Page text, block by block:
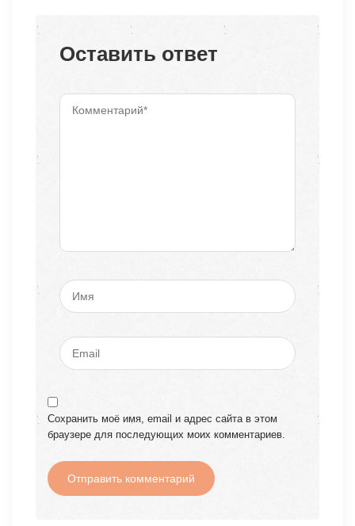
Оставить ответ
Сохранить моё имя, email и адрес сайта в этом
браузере для последующих моих комментариев.